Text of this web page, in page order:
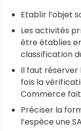
Etablir l’objet
Les activités
être établies
classification
Il faut réserver
fois la
Commerce
Préciser la
l’espèce une